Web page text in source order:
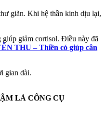
giãn. Khi hệ thần kinh dịu lại,
giảm cortisol. Điều này đã
THU – Thiền có giúp cân
gian dài.
LÀ CÔNG CỤ